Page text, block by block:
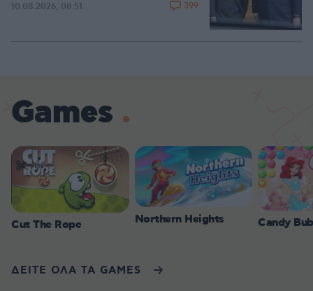
10.08.2026, 08:51 399
Games
Cut The Rope Northern Heights Candy
ΔΕΙΤΕ ΟΛΑ ΤΑ GAMES